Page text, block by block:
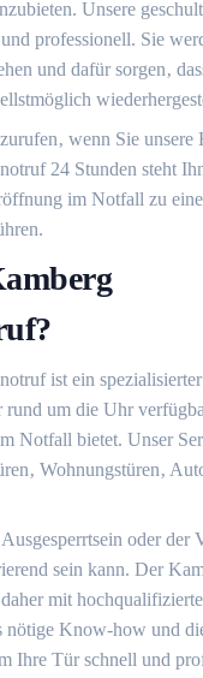
Unsere
professionell. Sie
und dafür sorgen‚
wenn Sie unsere
24 Stunden steht
im Notfall zu
ist ein spezialisierter
rund um die Uhr
Notfall bietet. Unser
Wohnungstüren‚
oder der
sein kann. Der
mit
nötige Know-how und
Ihre Tür schnell und